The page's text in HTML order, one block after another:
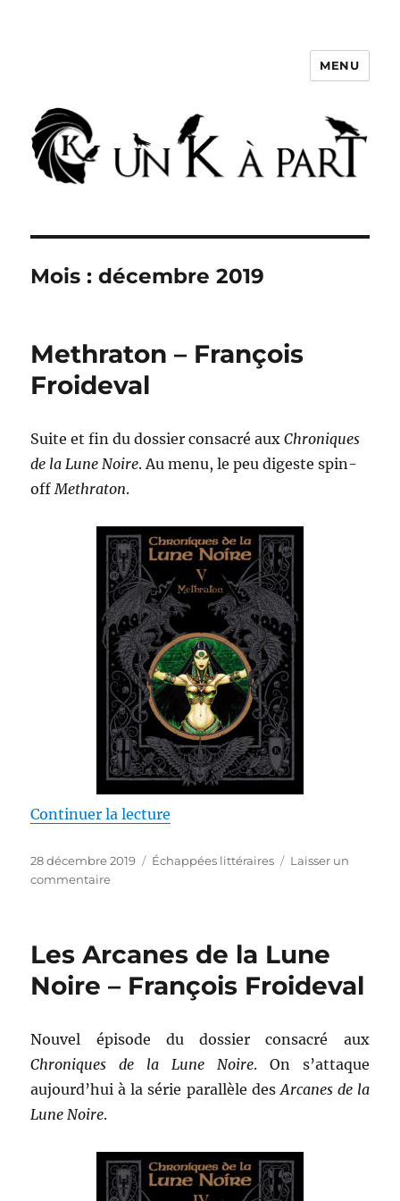
MENU
Mois :décembre 2019
Methraton – François
Froideval
Suite et fin du dossier consacré auxChroniques
de la Lune Noire. Au menu, le peu digeste spin-
offMethraton.
Continuer la lecture
Publié
le
28 décembre 2019 Catégories
Échappées littéraires
Laisser un
commentairesur
Froideval
Les Arcanes de la Lune
Noire – François Froideval
Nouvel épisode du dossier consacré aux
Chroniques de la Lune Noire. On s’attaque
aujourd’hui à la série parallèle desArcanes de la
Lune Noire.